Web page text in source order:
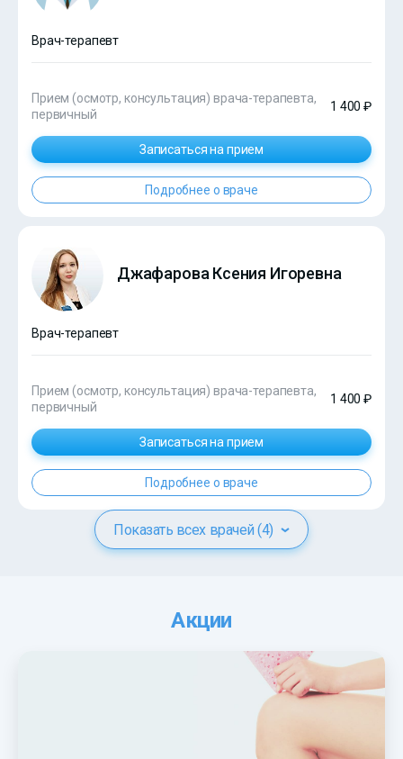
Врач-терапевт
Прием (осмотр, консультация) врача-терапевта,
первичный
1 400 ₽
Записаться на прием
Подробнее о враче
Джафарова Ксения Игоревна
Врач-терапевт
Прием (осмотр, консультация) врача-терапевта,
первичный
1 400 ₽
Записаться на прием
Подробнее о враче
Показать всех врачей (4)
Акции